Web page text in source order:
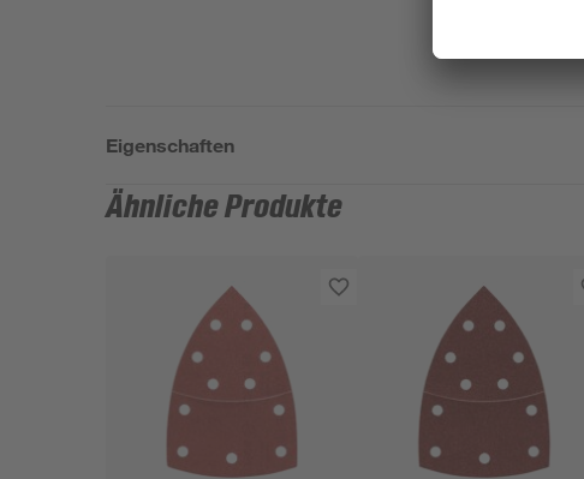
Eigenschaften
Ähnliche Produkte